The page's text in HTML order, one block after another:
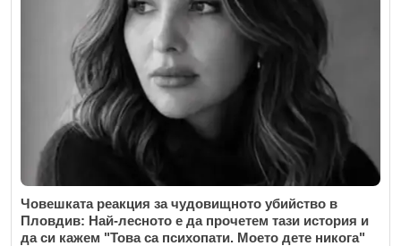
Човешката реакция за чудовищното убийство в
Пловдив: Най-лесното е да прочетем тази история и
да си кажем "Това са психопати. Моето дете никога"